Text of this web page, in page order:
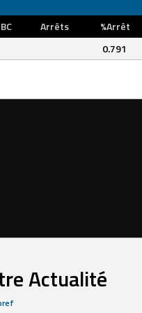
Arrêts %Arrêt
0.791
Actualité